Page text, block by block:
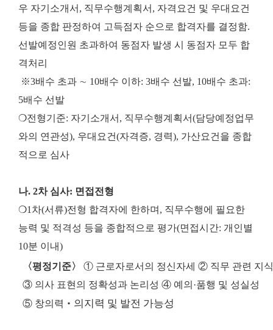
우 자기소개서, 직무수행계획서, 자격요건 및 우대요건
등을 종합 판정하여 고득점자 순으로 합격자를 결정함.
선발예정인원 초과하여 동점자 발생 시 동점자 모두 합
격처리
※3배수 초과 ∼ 10배수 이하: 3배수 선발, 10배수 초과:
5배수 선발
❍전형기준: 자기소개서, 직무수행계획서(담당예정업무
와의 연관성), 우대요건(자격증, 경력), 가산요건을 종합
적으로 심사
나. 2차 심사: 면접전형
❍1차(서류)전형 합격자에 한하며, 직무수행에 필요한
능력 및 적격성 등을 종합적으로 평가(면접시간: 개인별
10분 이내)
〈평정기준〉
① 근로자로서의 정신자세 ② 직무 관련 지
③ 의사 표현의 정확성과 논리성 ④ 예의 ·품행 및 성실성
⑤ 창의력 ‧ 의지력 및 발전 가능성